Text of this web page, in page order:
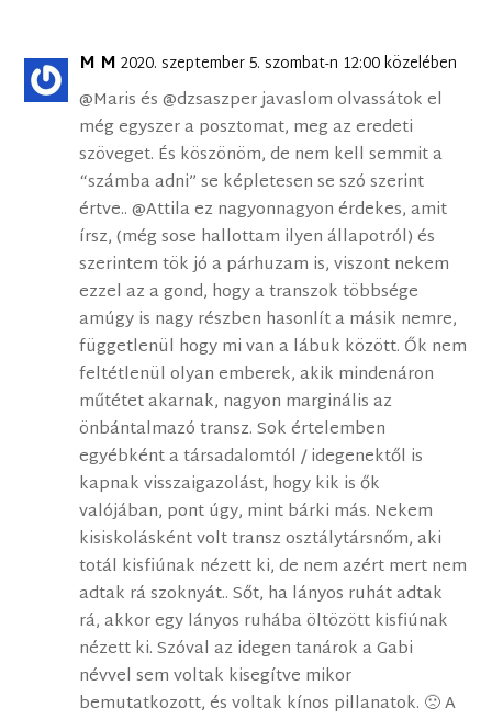
M M 2020. szeptember 5. szombat-n 12:00 közelében
@Maris és @dzsaszper javaslom olvassátok el
még egyszer a posztomat, meg az eredeti
szöveget. És köszönöm, de nem kell semmit a
“számba adni” se képletesen se szó szerint
értve.. @Attila ez nagyonnagyon érdekes, amit
írsz, (még sose hallottam ilyen állapotról) és
szerintem tök jó a párhuzam is, viszont nekem
ezzel az a gond, hogy a transzok többsége
amúgy is nagy részben hasonlít a másik nemre,
függetlenül hogy mi van a lábuk között. Ők nem
feltétlenül olyan emberek, akik mindenáron
műtétet akarnak, nagyon marginális az
önbántalmazó transz. Sok értelemben
egyébként a társadalomtól / idegenektől is
kapnak visszaigazolást, hogy kik is ők
valójában, pont úgy, mint bárki más. Nekem
kisiskolásként volt transz osztálytársnőm, aki
totál kisfiúnak nézett ki, de nem azért mert nem
adtak rá szoknyát.. Sőt, ha lányos ruhát adtak
rá, akkor egy lányos ruhába öltözött kisfiúnak
nézett ki. Szóval az idegen tanárok a Gabi
névvel sem voltak kisegítve mikor
bemutatkozott, és voltak kínos pillanatok. 🙁 A